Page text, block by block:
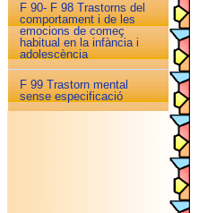
F 90- F 98 Trastorns del
comportament i de les
emocions de começ
habitual en la infància i
adolescència
F 99 Trastorn mental
sense especificació